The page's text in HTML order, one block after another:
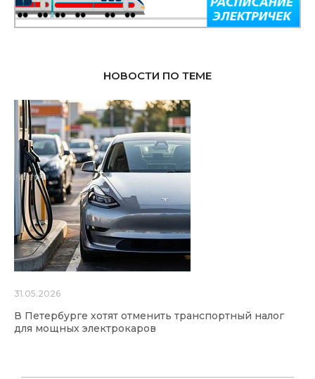
НОВОСТИ ПО ТЕМЕ
31.05.2026
В Петербурге хотят отменить транспортный налог
для мощных электрокаров